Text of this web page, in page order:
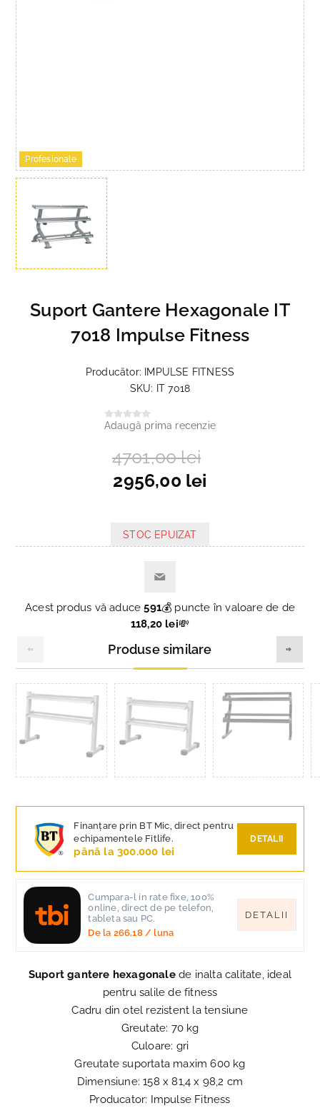
Profesionale
Suport Gantere Hexagonale IT
7018 Impulse Fitness
Producător:
IMPULSE FITNESS
SKU: IT 7018
Adaugă prima recenzie
4701,00 lei
2956,00 lei
STOC EPUIZAT
Acest produs vă aduce591💰 puncte în valoare de de
118,20 lei💸
Produse similare
Finanțare prin BT Mic, direct pentru
echipamentele Fitlife.
până la 300.000 lei
DETALII
Cumpara-l in rate fixe, 100%
online, direct de pe telefon,
tableta sau PC.
De la 266,18/ luna
DETALII
Suport gantere hexagonalede inalta calitate, ideal
pentru salile de fitness
Cadru din otel rezistent la tensiune
Greutate: 70 kg
Culoare: gri
Greutate suportata maxim 600 kg
Dimensiune: 158 x 81,4 x 98,2 cm
Producator: Impulse Fitness